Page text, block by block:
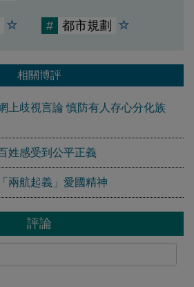
# 都市規劃
相關博評
上歧視言論 慎防有人存心分化族
姓感受到公平正義
兩航起義」愛國精神
評論